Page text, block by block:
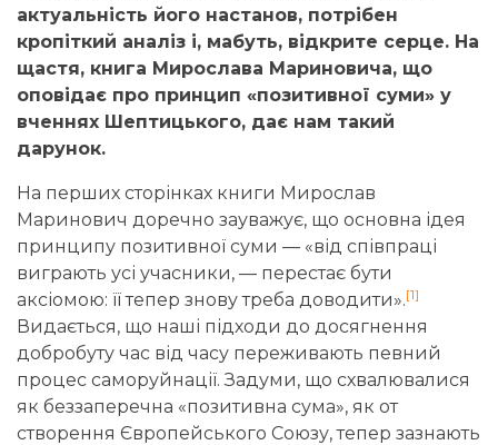
актуальність його настанов, потрібен
кропіткий аналіз і, мабуть, відкрите серце. На
щастя, книга Мирослава Мариновича, що
оповідає про принцип «позитивної суми» у
вченнях Шептицького, дає нам такий
дарунок.
На перших сторінках книги Мирослав
Маринович доречно зауважує, що основна ідея
принципу позитивної суми — «від співпраці
виграють усі учасники, — перестає бути
аксіомою: її тепер знову треба доводити».[1]
Видається, що наші підходи до досягнення
добробуту час від часу переживають певний
процес саморуйнації. Задуми, що схвалювалися
як беззаперечна «позитивна сума», як от
створення Європейського Союзу, тепер зазнають